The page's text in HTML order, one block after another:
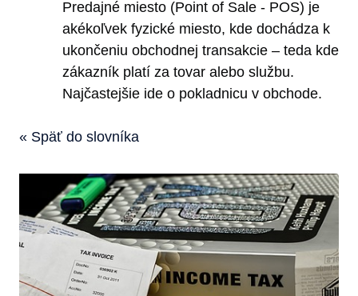
Predajné miesto (Point of Sale - POS) je
akékoľvek fyzické miesto, kde dochádza k
ukončeniu obchodnej transakcie – teda kde
zákazník platí za tovar alebo službu.
Najčastejšie ide o pokladnicu v obchode.
« Späť do slovníka